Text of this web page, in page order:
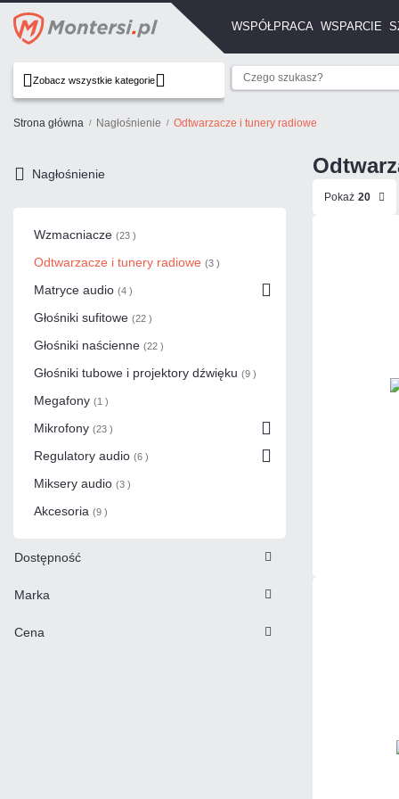
WSPÓŁPRACA WSPARCIE
Zobacz wszystkie kategorie
Strona główna Nagłośnienie Odtwarzacze i tunery radiowe
Nagłośnienie
Wzmacniacze (23 )
Odtwarzacze i tunery radiowe (3 )
Matryce audio (4 )
Głośniki sufitowe (22 )
Głośniki naścienne (22 )
Głośniki tubowe i projektory dźwięku (9 )
Megafony (1 )
Mikrofony (23 )
Regulatory audio (6 )
Miksery audio (3 )
Akcesoria (9 )
Dostępność
Marka
Cena
Pokaż 20